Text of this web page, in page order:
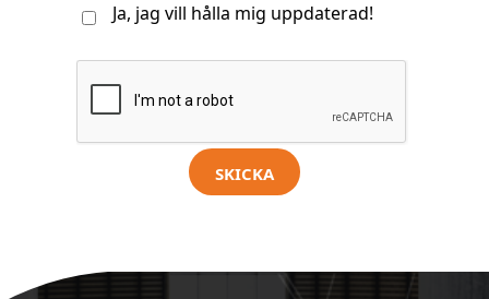
Ja, jag vill hålla mig uppdaterad!
SKICKA